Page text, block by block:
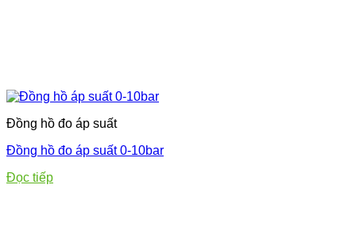
Đồng hồ đo áp suất
Đồng hồ đo áp suất 0-10bar
Đọc tiếp